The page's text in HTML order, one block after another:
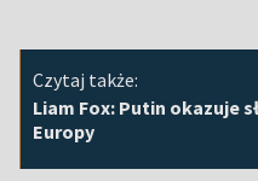
Czytaj także:
Liam Fox: Putin okazuje
Europy